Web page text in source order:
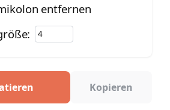
entfernen
Kopieren